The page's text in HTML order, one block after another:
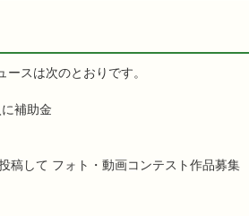
スは次のとおりです。
補助金
稿して フォト・動画コンテスト作品募集